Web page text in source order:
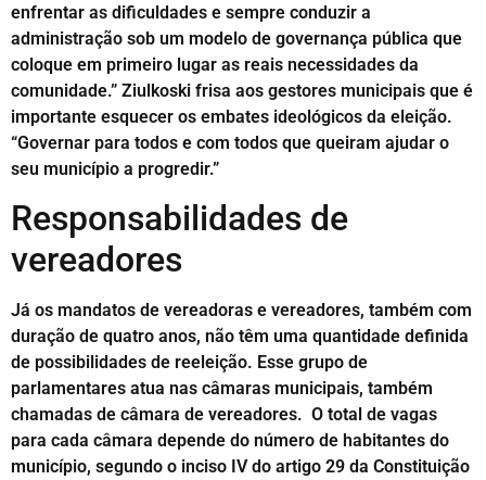
enfrentar as dificuldades e sempre conduzir a
administração sob um modelo de governança pública que
coloque em primeiro lugar as reais necessidades da
comunidade.” Ziulkoski frisa aos gestores municipais que é
importante esquecer os embates ideológicos da eleição.
“Governar para todos e com todos que queiram ajudar o
seu município a progredir.”
Responsabilidades de
vereadores
Já os mandatos de vereadoras e vereadores, também com
duração de quatro anos, não têm uma quantidade definida
de possibilidades de reeleição. Esse grupo de
parlamentares atua nas câmaras municipais, também
chamadas de câmara de vereadores. O total de vagas
para cada câmara depende do número de habitantes do
município, segundo o inciso IV do artigo 29 da Constituição